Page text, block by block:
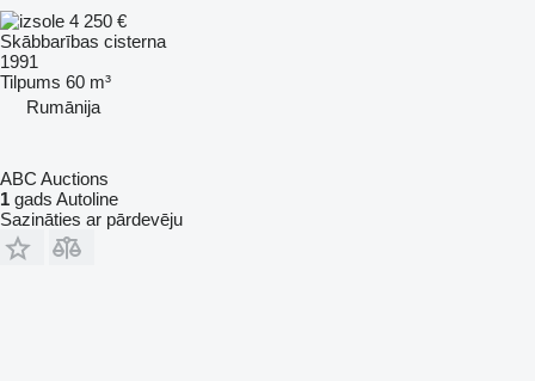
4 250 €
Skābbarības cisterna
1991
Tilpums 60 m³
Rumānija
ABC Auctions
1 gads Autoline
Sazināties ar pārdevēju